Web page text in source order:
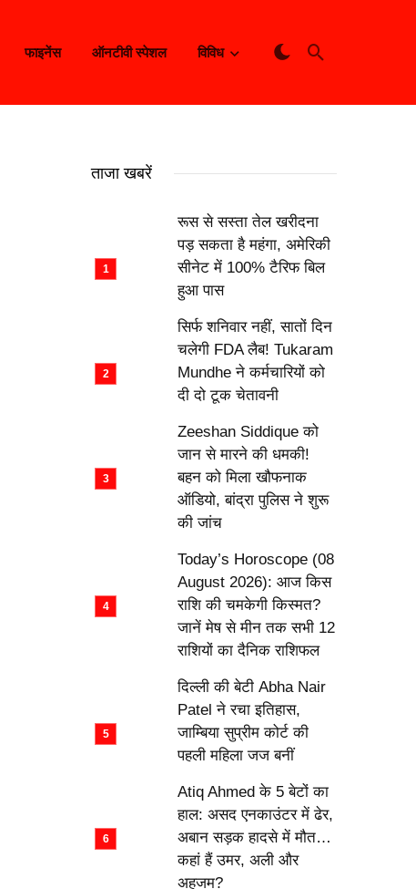
फाइनेंस ऑनटीवी स्पेशल विविध
ताजा खबरें
रूस से सस्ता तेल खरीदना
पड़ सकता है महंगा, अमेरिकी
सीनेट में 100% टैरिफ बिल
हुआ पास
सिर्फ शनिवार नहीं, सातों दिन
चलेगी FDA लैब! Tukaram
Mundhe ने कर्मचारियों को
दी दो टूक चेतावनी
Zeeshan Siddique को
जान से मारने की धमकी!
बहन को मिला खौफनाक
ऑडियो, बांद्रा पुलिस ने शुरू
की जांच
Today’s Horoscope (08
August 2026): आज किस
राशि की चमकेगी किस्मत?
जानें मेष से मीन तक सभी 12
राशियों का दैनिक राशिफल
दिल्ली की बेटी Abha Nair
Patel ने रचा इतिहास,
जाम्बिया सुप्रीम कोर्ट की
पहली महिला जज बनीं
Atiq Ahmed के 5 बेटों का
हाल: असद एनकाउंटर में ढेर,
अबान सड़क हादसे में मौत…
कहां हैं उमर, अली और
अहजम?